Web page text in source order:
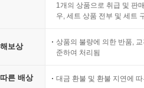
1개의 상품으로 취급 및 판
우, 세트 상품 전부 및 세트
보상
상품의 불량에 의한 반품,
준하여 처리됨
른 배상 대금 환불 및 환불 지연에